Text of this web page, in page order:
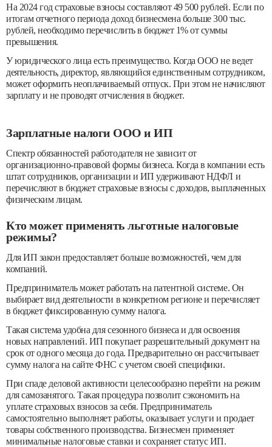
На 2024 год страховые взносы составляют 49 500 рублей. Если по
итогам отчетного периода доход бизнесмена больше 300 тыс.
рублей, необходимо перечислить в бюджет 1% от суммы
превышения.
У юридического лица есть преимущество. Когда ООО не ведет
деятельность, директор, являющийся единственным сотрудником,
может оформить неоплачиваемый отпуск. При этом не начисляют
зарплату и не проводят отчисления в бюджет.
Зарплатные налоги ООО и ИП
Спектр обязанностей работодателя не зависит от
организационно-правовой формы бизнеса. Когда в компании есть
штат сотрудников, организации и ИП удерживают НДФЛ и
перечисляют в бюджет страховые взносы с доходов, выплаченных
физическим лицам.
Кто может применять льготные налоговые
режимы?
Для ИП закон предоставляет больше возможностей, чем для
компаний.
Предприниматель может работать на патентной системе. Он
выбирает вид деятельности в конкретном регионе и перечисляет
в бюджет фиксированную сумму налога.
Такая система удобна для сезонного бизнеса и для освоения
новых направлений. ИП покупает разрешительный документ на
срок от одного месяца до года. Предварительно он рассчитывает
сумму налога на сайте ФНС с учетом своей специфики.
При спаде деловой активности целесообразно перейти на режим
для самозанятого. Такая процедура позволит сэкономить на
уплате страховых взносов за себя. Предприниматель
самостоятельно выполняет работы, оказывает услуги и продает
товары собственного производства. Бизнесмен применяет
минимальные налоговые ставки и сохраняет статус ИП.